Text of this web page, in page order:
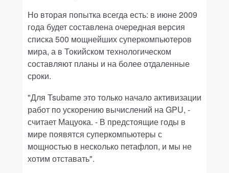
Но вторая попытка всегда есть: в июне 2009
года будет составлена очередная версия
списка 500 мощнейших суперкомпьютеров
мира, а в Токийском технологическом
составляют планы и на более отдаленные
сроки.
"Для Tsubame это только начало активизации
работ по ускорению вычислений на GPU, -
считает Мацуока. - В предстоящие годы в
мире появятся суперкомпьютеры с
мощностью в несколько петафлоп, и мы не
хотим отставать".